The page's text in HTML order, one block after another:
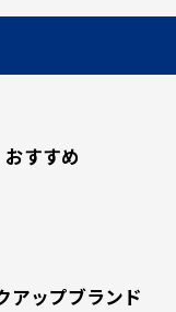
おすすめ
アップブランド